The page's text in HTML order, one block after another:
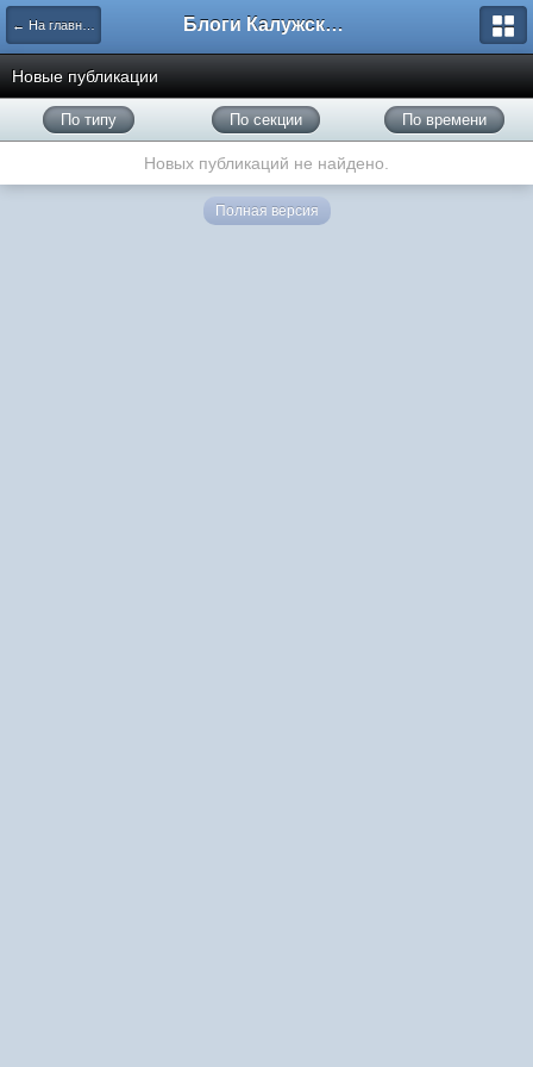
← На главную Блоги Калужского перекрестка
Новые публикации
По типу По секции По времени
Новых публикаций не найдено.
Полная версия